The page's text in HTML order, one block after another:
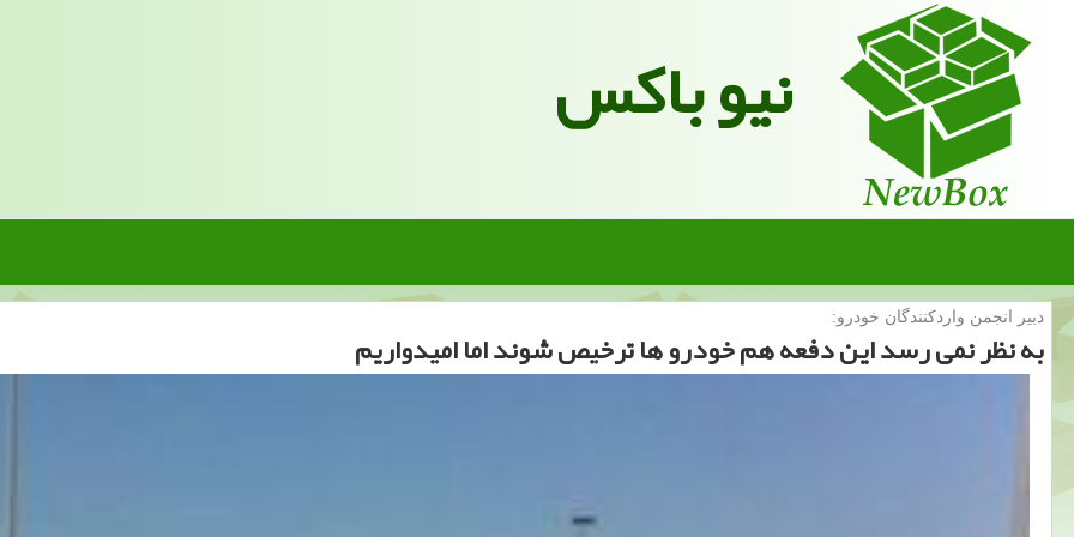
نیو باکس
دبیر انجمن واردكنندگان خودرو:
به نظر نمی رسد این دفعه هم خودرو ها ترخیص شوند اما امیدواریم